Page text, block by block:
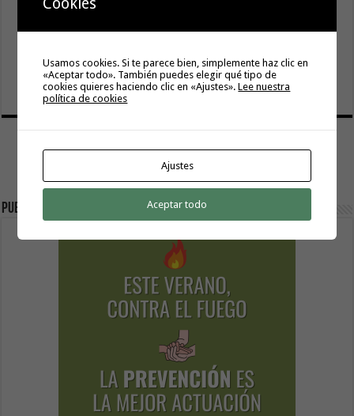
impulsar nuevas iniciativas estratégicas en la isla
5 agosto, 2026
Publicidad
Usamos cookies. Si te parece bien, simplemente haz clic en
«Aceptar todo». También puedes elegir qué tipo de
cookies quieres haciendo clic en «Ajustes».Lee nuestra
política de cookies
Ajustes
Aceptar todo